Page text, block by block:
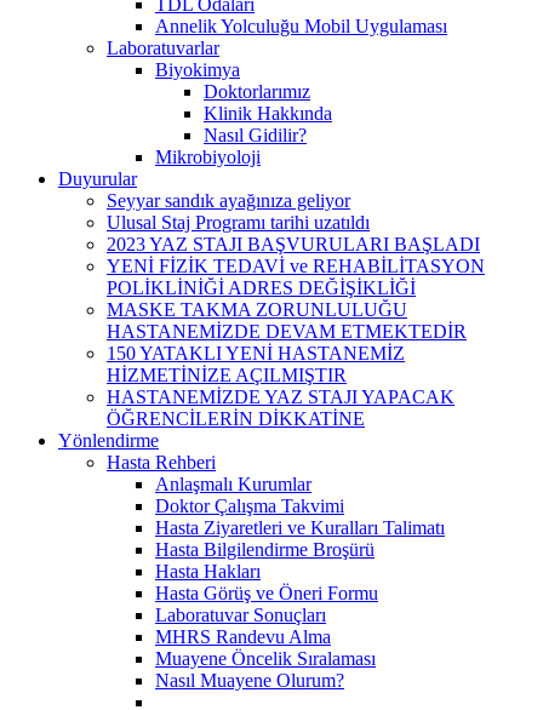
Annelik Yolculuğu Mobil Uygulaması
Laboratuvarlar
Biyokimya
Doktorlarımız
Klinik Hakkında
Nasıl Gidilir?
Mikrobiyoloji
Duyurular
Seyyar sandık ayağınıza geliyor
Ulusal Staj Programı tarihi uzatıldı
2023 YAZ STAJI BAŞVURULARI BAŞLADI
YENİ FİZİK TEDAVİ ve REHABİLİTASYON
POLİKLİNİĞİ ADRES DEĞİŞİKLİĞİ
MASKE TAKMA ZORUNLULUĞU
HASTANEMİZDE DEVAM ETMEKTEDİR
150 YATAKLI YENİ HASTANEMİZ
HİZMETİNİZE AÇILMIŞTIR
HASTANEMİZDE YAZ STAJI YAPACAK
ÖĞRENCİLERİN DİKKATİNE
Yönlendirme
Hasta Rehberi
Anlaşmalı Kurumlar
Doktor Çalışma Takvimi
Hasta Ziyaretleri ve Kuralları Talimatı
Hasta Bilgilendirme Broşürü
Hasta Hakları
Hasta Görüş ve Öneri Formu
Laboratuvar Sonuçları
MHRS Randevu Alma
Muayene Öncelik Sıralaması
Nasıl Muayene Olurum?